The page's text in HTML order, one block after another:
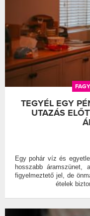
TEGYÉL EGY
UTAZÁS
Egy pohár víz és
hosszabb áramszünet,
figyelmeztető jel, de
ételek